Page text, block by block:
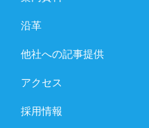
沿革
他社への記事提供
アクセス
採用情報